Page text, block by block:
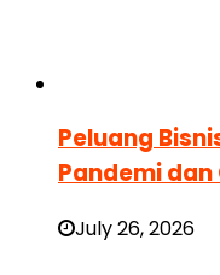
Peluang
Pandemi
July 26, 2026